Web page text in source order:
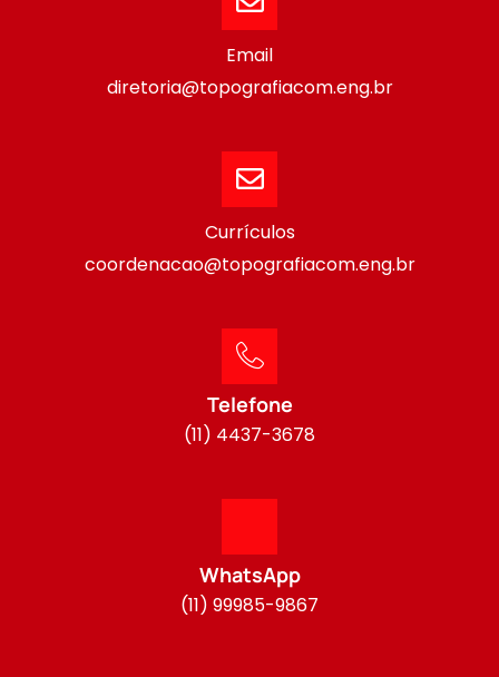
Email
diretoria@topografiacom.eng.br
Currículos
coordenacao@topografiacom.eng.br
Telefone
(11) 4437-3678
WhatsApp
(11) 99985-9867